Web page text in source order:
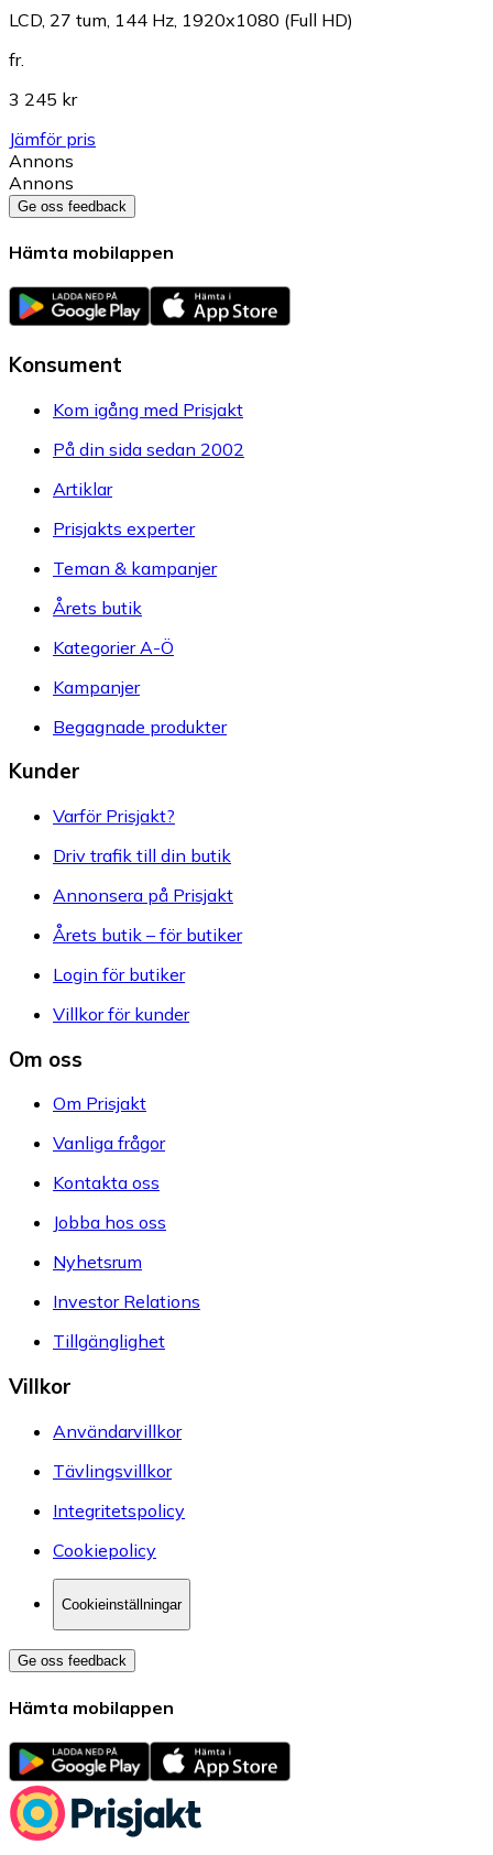
LCD, 27 tum, 144 Hz, 1920x1080 (Full HD)
fr.
3 245 kr
Jämför pris
Annons
Annons
Ge oss feedback
Hämta mobilappen
Konsument
Kom igång med Prisjakt
På din sida sedan 2002
Artiklar
Prisjakts experter
Teman & kampanjer
Årets butik
Kategorier A-Ö
Kampanjer
Begagnade produkter
Kunder
Varför Prisjakt?
Driv trafik till din butik
Annonsera på Prisjakt
Årets butik – för butiker
Login för butiker
Villkor för kunder
Om oss
Om Prisjakt
Vanliga frågor
Kontakta oss
Jobba hos oss
Nyhetsrum
Investor Relations
Tillgänglighet
Villkor
Användarvillkor
Tävlingsvillkor
Integritetspolicy
Cookiepolicy
Cookieinställningar
Ge oss feedback
Hämta mobilappen